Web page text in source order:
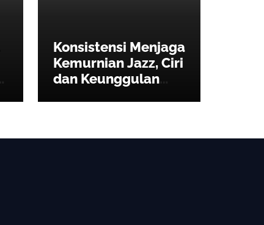
Konsistensi Menjaga
Kemurnian Jazz, Ciri
dan Keunggulan